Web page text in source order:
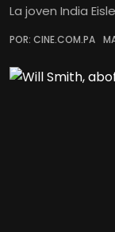
La joven India
POR: CINE.COM.PA